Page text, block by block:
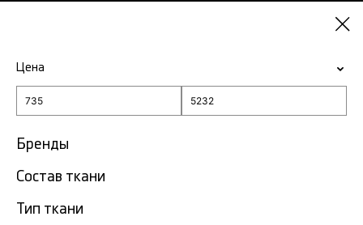
-15% на ткани по промокоду NY15
Ткань в клетку в
Красноярске
Цена
Бренды
Состав ткани
Тип ткани